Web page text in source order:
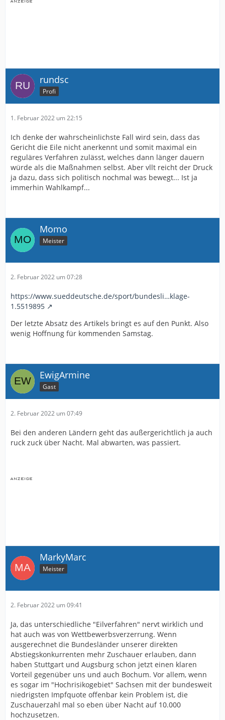
rundsc
Profi
1. Februar 2022 um 22:15
Ich denke der wahrscheinlichste Fall wird sein, dass das
Gericht die Eile nicht anerkennt und somit maximal ein
reguläres Verfahren zulässt, welches dann länger dauern
würde als die Maßnahmen selbst. Aber vllt reicht der Druck
ja dazu, dass sich politisch nochmal was bewegt... Ist ja
immerhin Wahlkampf...
Momo
Meister
2. Februar 2022 um 07:28
https://www.sueddeutsche.de/sport/bundesli…klage-
1.5519895
Der letzte Absatz des Artikels bringt es auf den Punkt. Also
wenig Hoffnung für kommenden Samstag.
EwigArmine
Gast
2. Februar 2022 um 07:49
Bei den anderen Ländern geht das außergerichtlich ja auch
ruck zuck über Nacht. Mal abwarten, was passiert.
MarkyMarc
Meister
2. Februar 2022 um 09:41
Ja, das unterschiedliche "Eilverfahren" nervt wirklich und
hat auch was von Wettbewerbsverzerrung. Wenn
ausgerechnet die Bundesländer unserer direkten
Abstiegskonkurrenten mehr Zuschauer erlauben, dann
haben Stuttgart und Augsburg schon jetzt einen klaren
Vorteil gegenüber uns und auch Bochum. Vor allem, wenn
es sogar im "Hochrisikogebiet" Sachsen mit der bundesweit
niedrigsten Impfquote offenbar kein Problem ist, die
Zuschauerzahl mal so eben über Nacht auf 10.000
hochzusetzen.